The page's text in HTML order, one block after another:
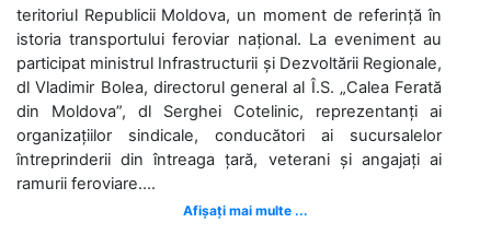
teritoriul Republicii Moldova, un moment de referință în
istoria transportului feroviar național. La eveniment au
participat ministrul Infrastructurii și Dezvoltării Regionale,
dl Vladimir Bolea, directorul general al Î.S. „Calea Ferată
din Moldova”, dl Serghei Cotelinic, reprezentanți ai
organizațiilor sindicale, conducători ai sucursalelor
întreprinderii din întreaga țară, veterani și angajați ai
ramurii feroviare....
Afișați mai multe ...